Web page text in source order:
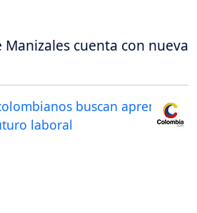
cuenta con nueva